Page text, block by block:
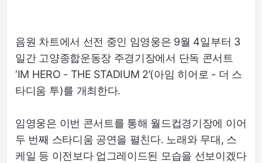
음원 차트에서 선전 중인 임영웅은 9월 4일부터 3
일간 고양종합운동장 주경기장에서 단독 콘서트
‘IM HERO - THE STADIUM 2’(아임 히어로 - 더 스
타디움 투)를 개최한다.
임영웅은 이번 콘서트를 통해 월드컵경기장에 이어
두 번째 스타디움 공연을 펼친다. 노래와 무대, 스
케일 등 이전보다 업그레이드된 모습을 선보이겠다